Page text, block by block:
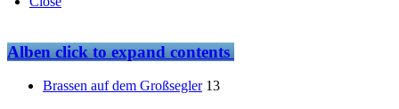
Albenclick to expand contents
Brassen auf dem Großsegler 13